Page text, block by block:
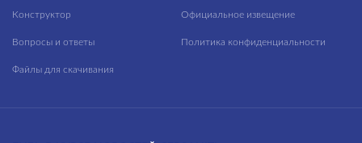
Конструктор
Вопросы и ответы
Файлы для скачивания
Официальное извещение
Политика конфиденциальности